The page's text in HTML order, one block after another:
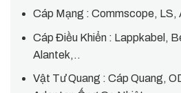
Cáp Mạng : Commscope, LS,
Cáp Điều Khiển : Lappkabel,
Alantek,..
Vật Tư Quang : Cáp Quang,